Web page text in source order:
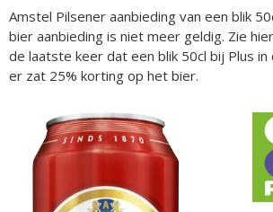
Amstel Pilsener aanbieding van een blik
bier aanbieding is niet meer geldig. Zie
de laatste keer dat een blik 50cl bij Plus in
er zat 25% korting op het bier.